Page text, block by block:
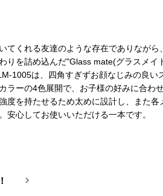
てくれる友達のような存在でありながら
りを詰め込んだ"Glass mate(グラスメイ
1005は、四角すぎずお顔なじみの良い
ラーの4色展開で、お子様の好みに合わ
度を持たせるため太めに設計し、また各
安心してお使いいただける一本です。